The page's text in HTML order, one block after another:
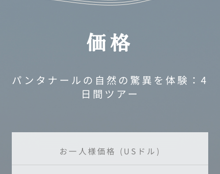
価格
パンタナールの自然の驚異を体験：4
日間ツアー
お一人様価格 (USドル)